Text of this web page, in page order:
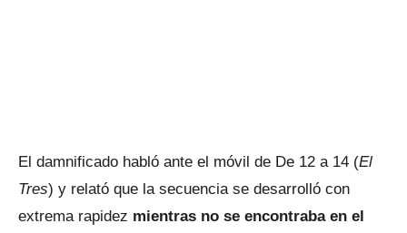
El damnificado habló ante el móvil de De 12 a 14 (El
Tres) y relató que la secuencia se desarrolló con
extrema rapidez mientras no se encontraba en el